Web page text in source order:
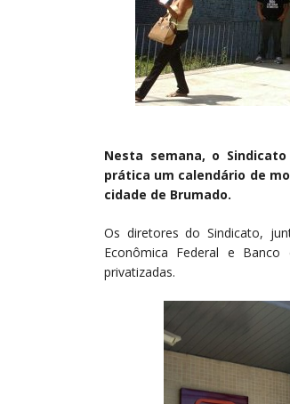
Nesta semana, o
prática um calendário de
cidade de Brumado.
Os diretores do Sindicato,
Econômica Federal e
privatizadas.